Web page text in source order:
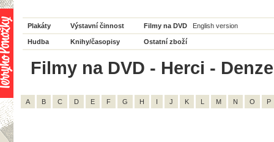
Plakáty Výstavní činnost Filmy na DVD English version
Hudba Knihy/časopisy Ostatní zboží
Filmy na DVD - Herci -
A B C D E F G H I J K L M N O P